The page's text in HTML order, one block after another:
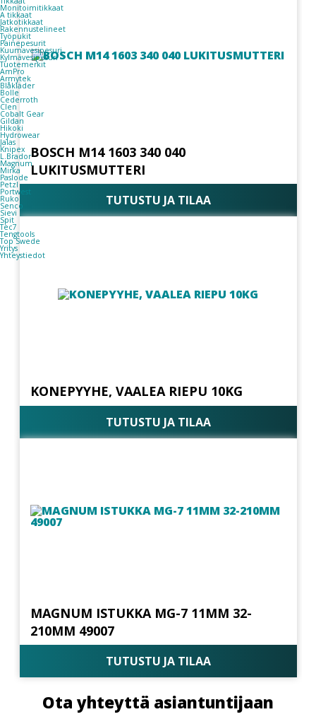
Monitoimitikkaat
A tikkaat
Jatkotikkaat
Rakennustelineet
Työpukit
Painepesurit
Kuumavesipesuri
Kylmävesipesuri
Tuotemerkit
AmPro
Armytek
Blåkläder
Bolle
Cederroth
Clen
Cobalt Gear
Gildan
Hikoki
Hydrowear
Jalas
Knipex
L.Brador
Magnum
Mirka
Paslode
Petzl
Portwest
Ruko
Senco
Sievi
Spit
Tec7
Tengtools
Top Swede
Yritys
Yhteystiedot
BOSCH M14 1603 340 040
LUKITUSMUTTERI
TUTUSTU JA TILAA
KONEPYYHE, VAALEA RIEPU 10KG
TUTUSTU JA TILAA
MAGNUM ISTUKKA MG-7 11MM 32-
210MM 49007
TUTUSTU JA TILAA
Ota yhteyttä asiantuntijaan